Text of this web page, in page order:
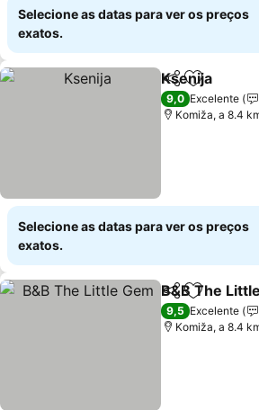
Selecione as datas para ver os preços
exatos.
PartilharAdicionar
Ksenija
9,0 Excelente
Komiža, a 8.4
Selecione as datas para ver os preços
exatos.
PartilharAdicionar
B&B The
9,5 Excelente
Komiža, a 8.4